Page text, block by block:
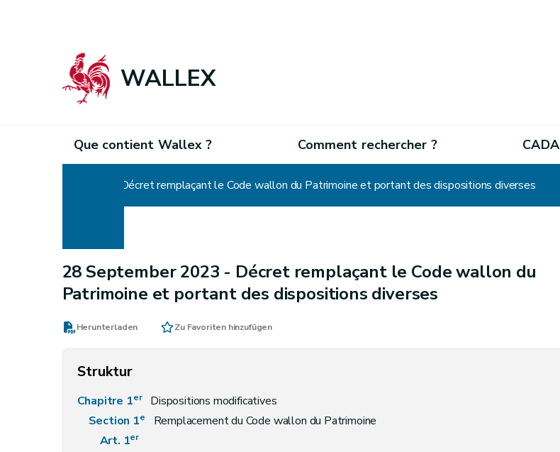
WALLEX
Que contient Wallex ? Comment rechercher ? CADA
Décret remplaçant le Code wallon du Patrimoine et portant des dispositions diverses
28 September 2023 - Décret remplaçant le Code wallon du
Patrimoine et portant des dispositions diverses
Herunterladen Zu Favoriten hinzufügen
Struktur
Chapitre 1er
Dispositions modificatives
Section 1e
Remplacement du Code wallon du Patrimoine
Art. 1er